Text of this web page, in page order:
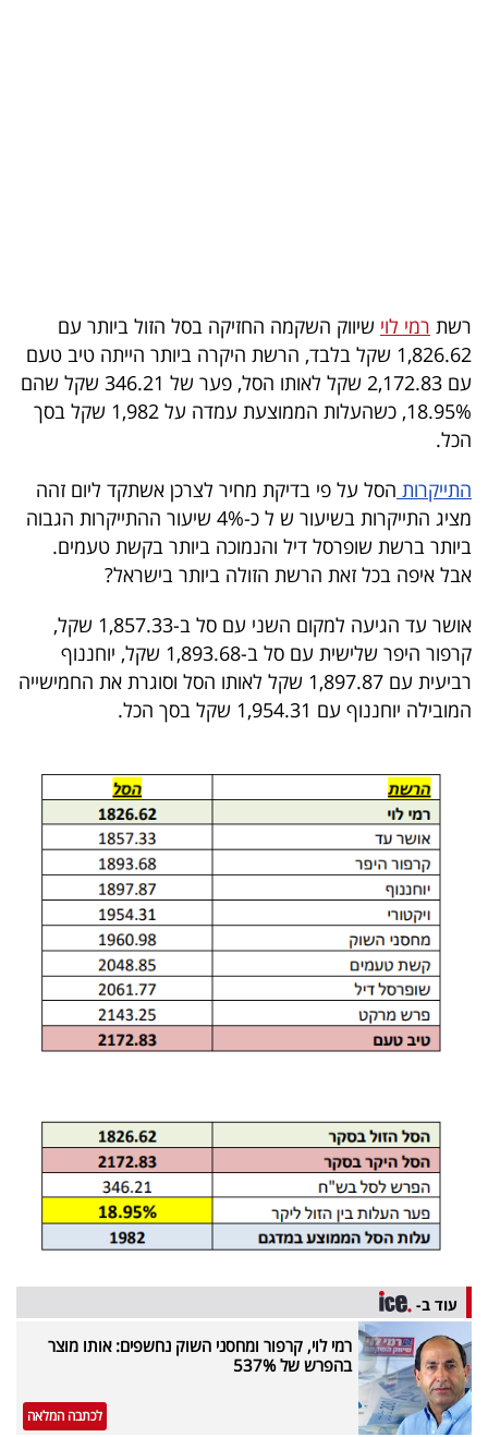
הכלכלי
פודקאסט
40
UNDER
40
שיתופי
דרושים
מייל
אדום
פרסמו
באייס
עקבו
רשת רמי לוי שיווק השקמה החזיקה בסל הזול ביותר עם
1,826.62 שקל בלבד, הרשת היקרה ביותר הייתה טיב טעם
עם 2,172.83 שקל לאותו הסל, פער של 346.21 שקל שהם
18.95%, כשהעלות הממוצעת עמדה על 1,982 שקל בסך
הכל.
התייקרות הסל על פי בדיקת מחיר לצרכן אשתקד ליום זהה
מציג התייקרות בשיעור ש ל כ-4% שיעור ההתייקרות הגבוה
ביותר ברשת שופרסל דיל והנמוכה ביותר בקשת טעמים.
אבל איפה בכל זאת הרשת הזולה ביותר בישראל?
אושר עד הגיעה למקום השני עם סל ב-1,857.33 שקל,
קרפור היפר שלישית עם סל ב-1,893.68 שקל, יוחננוף
רביעית עם 1,897.87 שקל לאותו הסל וסוגרת את החמישייה
המובילה יוחננוף עם 1,954.31 שקל בסך הכל.
עוד ב-
רמי לוי, קרפור ומחסני השוק נחשפים: אותו מוצר
בהפרש של 537%
לכתבה המלאה